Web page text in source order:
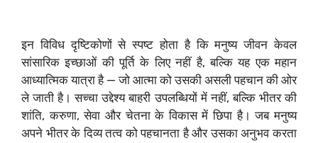
इन विविध दृष्टिकोणों से स्पष्ट होता है कि मनुष्य जीवन केवल
सांसारिक इच्छाओं की पूर्ति के लिए नहीं है, बल्कि यह एक महान
आध्यात्मिक यात्रा है — जो आत्मा को उसकी असली पहचान की ओर
ले जाती है। सच्चा उद्देश्य बाहरी उपलब्धियों में नहीं, बल्कि भीतर की
शांति, करुणा, सेवा और चेतना के विकास में छिपा है। जब मनुष्य
अपने भीतर के दिव्य तत्व को पहचानता है और उसका अनुभव करता